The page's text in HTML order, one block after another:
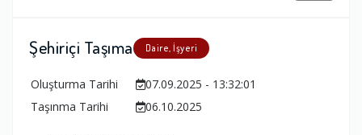
Şehiriçi Taşıma Daire, İşyeri
Oluşturma Tarihi
07.09.2025 - 13:32:01
Taşınma Tarihi
06.10.2025